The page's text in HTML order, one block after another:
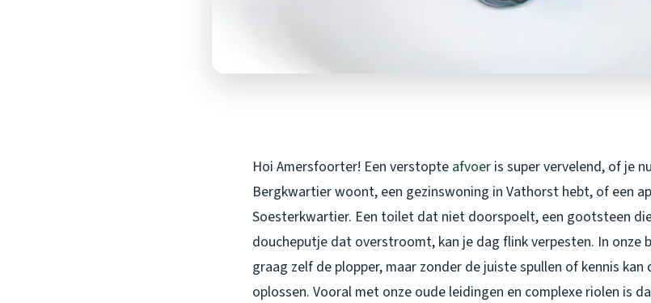
Hoi Amersfoorter! Een verstopte afvoer is super vervelend, of je
Bergkwartier woont, een gezinswoning in Vathorst hebt, of een
Soesterkwartier. Een toilet dat niet doorspoelt, een gootsteen
doucheputje dat overstroomt, kan je dag flink verpesten. In onze
graag zelf de plopper, maar zonder de juiste spullen of kennis
oplossen. Vooral met onze oude leidingen en complexe riolen is